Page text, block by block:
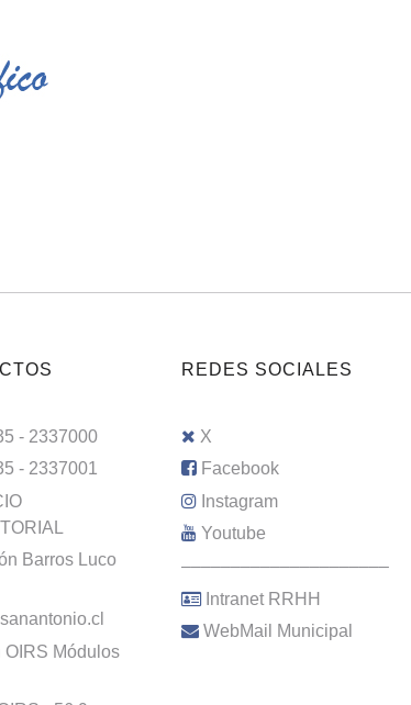
- 2337000
- 2337001
Barros Luco
OIRS Módulos
REDES SOCIALES
X
Facebook
Instagram
Youtube
–––––––––––––––––––––
Intranet RRHH
WebMail Municipal